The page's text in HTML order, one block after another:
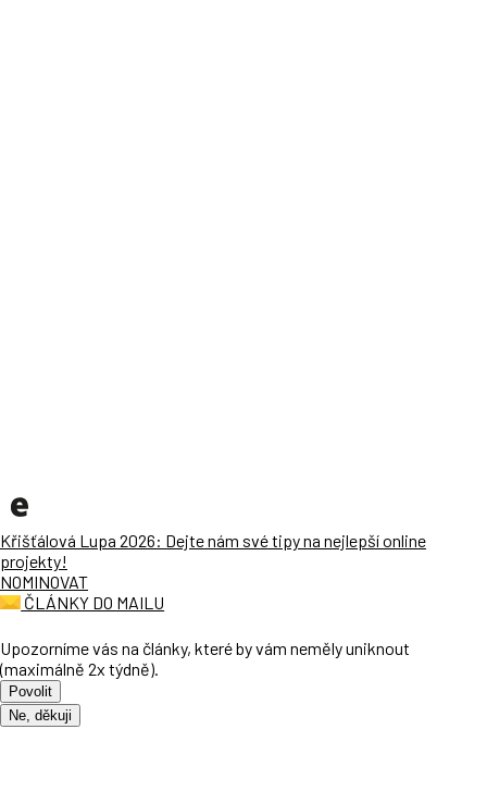
Křišťálová Lupa 2026: Dejte nám své tipy na nejlepší online
projekty!
NOMINOVAT
ČLÁNKY DO MAILU
Upozorníme vás na články, které by vám neměly uniknout
(maximálně 2x týdně).
Povolit
Ne, děkuji